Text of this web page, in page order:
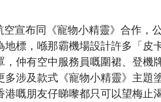
空宣布同《寵物小精靈》合作
地標，喺那霸機場設計許多「皮
，仲有空中服務員嘅圍裙、登機
多涉及款式《寵物小精靈》主題
港嘅朋友仔睇嚟都只可以望梅止